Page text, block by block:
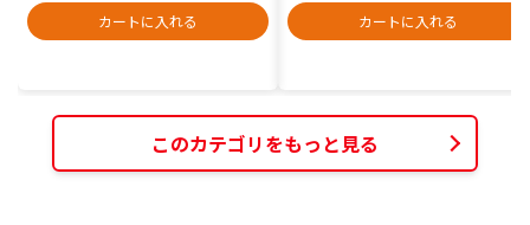
カートに入れる
カートに入れる
このカテゴリをもっと見る